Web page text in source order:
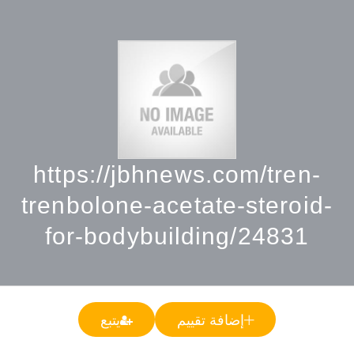
https://jbhnews.com/tren-
trenbolone-acetate-steroid-
for-bodybuilding/24831
إضافة تقييم يتبع